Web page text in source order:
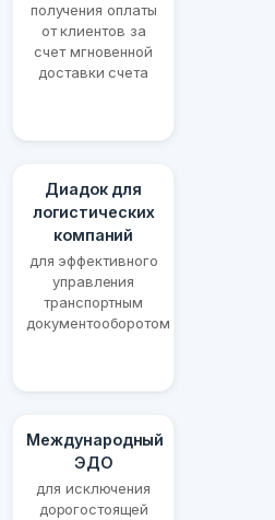
получения оплаты
от клиентов за
счет мгновенной
доставки счета
Диадок для
логистических
компаний
для эффективного
управления
транспортным
документооборотом
Международный
ЭДО
для исключения
дорогостоящей